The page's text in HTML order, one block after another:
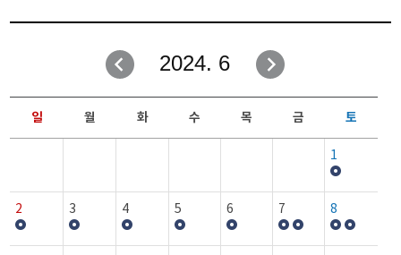
2024. 6
일 월 화 수 목 금 토
1
2 3 4 5 6 7 8